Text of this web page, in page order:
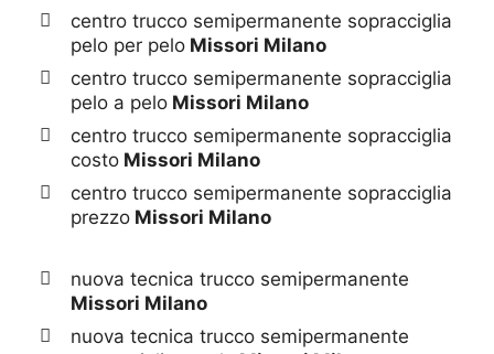
centro trucco semipermanente sopracciglia
pelo per pelo Missori Milano
centro trucco semipermanente sopracciglia
pelo a pelo Missori Milano
centro trucco semipermanente sopracciglia
costo Missori Milano
centro trucco semipermanente sopracciglia
prezzo Missori Milano
nuova tecnica trucco semipermanente
Missori Milano
nuova tecnica trucco semipermanente